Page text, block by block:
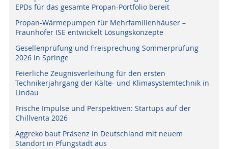
EPDs für das gesamte Propan-Portfolio bereit
Propan-Wärmepumpen für Mehrfamilienhäuser –
Fraunhofer ISE entwickelt Lösungskonzepte
Gesellenprüfung und Freisprechung Sommerprüfung
2026 in Springe
Feierliche Zeugnisverleihung für den ersten
Technikerjahrgang der Kälte- und Klimasystemtechnik in
Lindau
Frische Impulse und Perspektiven: Startups auf der
Chillventa 2026
Aggreko baut Präsenz in Deutschland mit neuem
Standort in Pfungstadt aus